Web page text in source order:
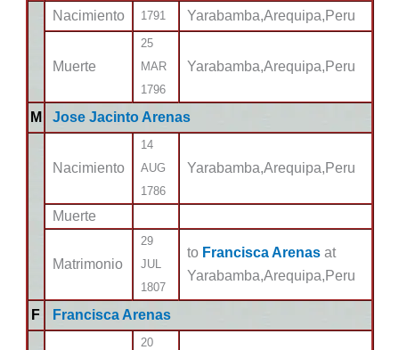
Nacimiento
1791 Yarabamba,Arequipa,Peru
Muerte
25
MAR
1796
Yarabamba,Arequipa,Peru
M Jose Jacinto Arenas
Nacimiento
14
AUG
1786
Yarabamba,Arequipa,Peru
Muerte
Matrimonio
29
JUL
1807
to Francisca Arenas at
Yarabamba,Arequipa,Peru
F Francisca Arenas
20